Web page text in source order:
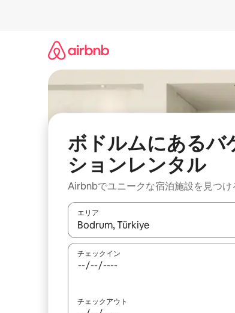
ボドルムにあるバ
ションレンタル
Airbnbでユニークな宿泊施設を見つけ
エリア
検索結果が表示されたら、上下の矢印キ
チェックイン
チェックアウト